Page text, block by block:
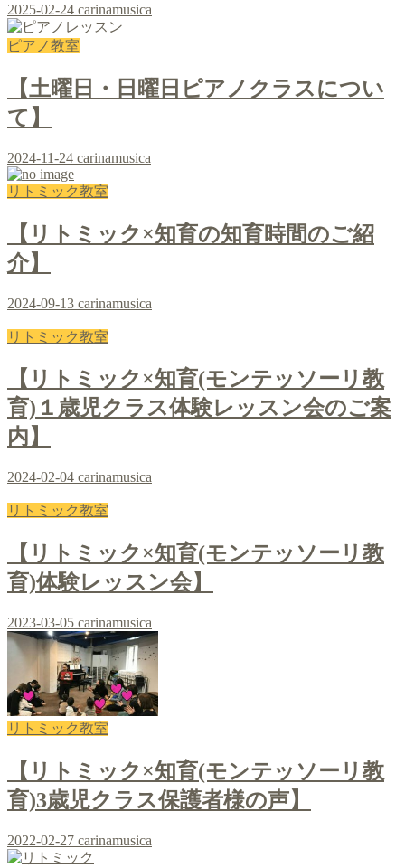
2025-02-24 carinamusica
ピアノ教室
【土曜日・日曜日ピアノクラスについ
て】
2024-11-24 carinamusica
リトミック教室
【リトミック×知育の知育時間のご紹
介】
2024-09-13 carinamusica
リトミック教室
【リトミック×知育(モンテッソーリ教
育)１歳児クラス体験レッスン会のご案
内】
2024-02-04 carinamusica
リトミック教室
【リトミック×知育(モンテッソーリ教
育)体験レッスン会】
2023-03-05 carinamusica
リトミック教室
【リトミック×知育(モンテッソーリ教
育)3歳児クラス保護者様の声】
2022-02-27 carinamusica